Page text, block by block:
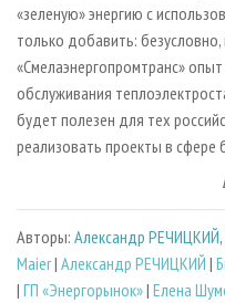
«зеленую» энергию с
только добавить:
«Смелаэнергопромтранс»
обслуживания
будет полезен для тех
реализовать проекты в сфере
Авторы: Александр РЕЧИЦКИЙ,
Maier| Александр РЕЧИЦКИЙ |
| ГП «Энергорынок»| Елена